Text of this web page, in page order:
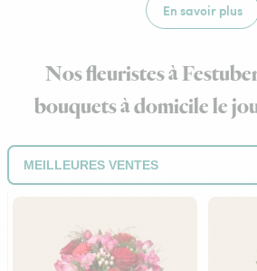
En savoir plus
Nos fleuristes à
bouquets à domicile le